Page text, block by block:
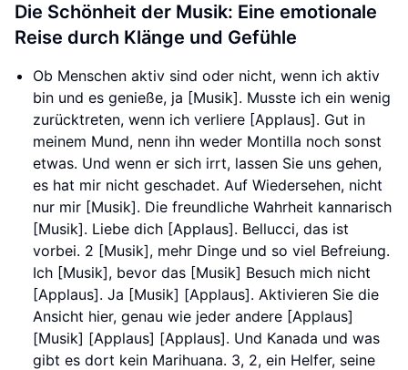
Die Schönheit der Musik: Eine emotionale
Reise durch Klänge und Gefühle
Ob Menschen aktiv sind oder nicht, wenn ich aktiv
bin und es genieße, ja [Musik]. Musste ich ein wenig
zurücktreten, wenn ich verliere [Applaus]. Gut in
meinem Mund, nenn ihn weder Montilla noch sonst
etwas. Und wenn er sich irrt, lassen Sie uns gehen,
es hat mir nicht geschadet. Auf Wiedersehen, nicht
nur mir [Musik]. Die freundliche Wahrheit kannarisch
[Musik]. Liebe dich [Applaus]. Bellucci, das ist
vorbei. 2 [Musik], mehr Dinge und so viel Befreiung.
Ich [Musik], bevor das [Musik] Besuch mich nicht
[Applaus]. Ja [Musik] [Applaus]. Aktivieren Sie die
Ansicht hier, genau wie jeder andere [Applaus]
[Musik] [Applaus] [Applaus]. Und Kanada und was
gibt es dort kein Marihuana. 3, 2, ein Helfer, seine